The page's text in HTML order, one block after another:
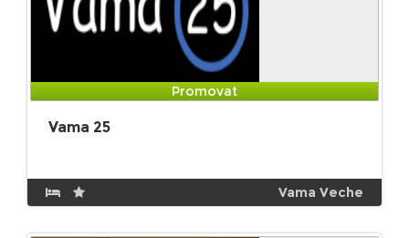
Promovat
Vama 25
Vama Veche